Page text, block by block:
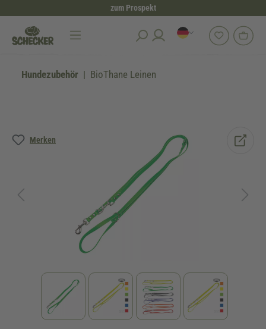
zum Prospekt
Hundezubehör BioThane Leinen
Merken
Bildergalerie überspringen